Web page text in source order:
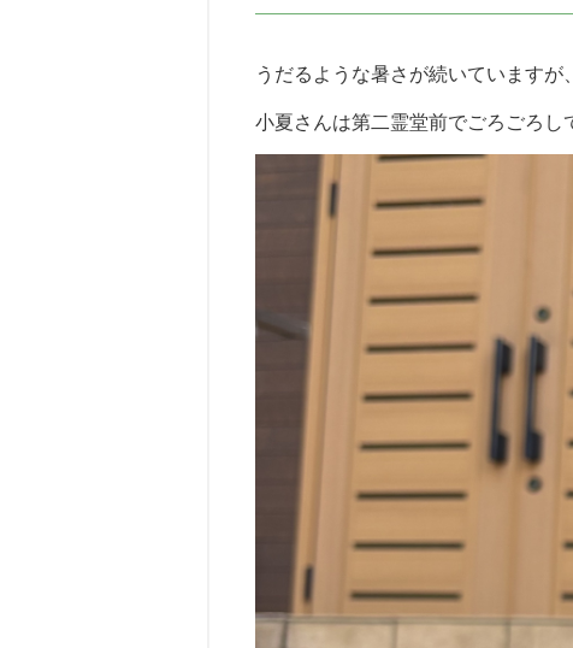
うだるような暑さが続いていますが
小夏さんは第二霊堂前でごろごろし